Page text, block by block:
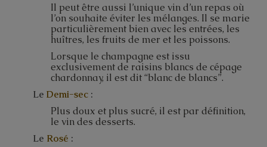
Il peut être aussi l’unique vin d’un repas où
l’on souhaite éviter les mélanges. Il se marie
particulièrement bien avec les entrées, les
huîtres, les fruits de mer et les poissons.
Lorsque le champagne est issu
exclusivement de raisins blancs de cépage
chardonnay, il est dit “blanc de blancs”.
Le Demi-sec :
Plus doux et plus sucré, il est par définition,
le vin des desserts.
Le Rosé :